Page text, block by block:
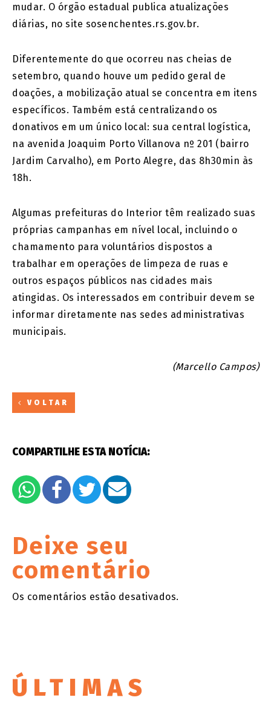
mudar. O órgão estadual publica atualizações
diárias, no site sosenchentes.rs.gov.br.
Diferentemente do que ocorreu nas cheias de
setembro, quando houve um pedido geral de
doações, a mobilização atual se concentra em itens
específicos. Também está centralizando os
donativos em um único local: sua central logística,
na avenida Joaquim Porto Villanova nº 201 (bairro
Jardim Carvalho), em Porto Alegre, das 8h30min às
18h.
Algumas prefeituras do Interior têm realizado suas
próprias campanhas em nível local, incluindo o
chamamento para voluntários dispostos a
trabalhar em operações de limpeza de ruas e
outros espaços públicos nas cidades mais
atingidas. Os interessados em contribuir devem se
informar diretamente nas sedes administrativas
municipais.
(Marcello Campos)
VOLTAR
COMPARTILHE ESTA NOTÍCIA:
Deixe seu
comentário
Os comentários estão desativados.
ÚLTIMAS